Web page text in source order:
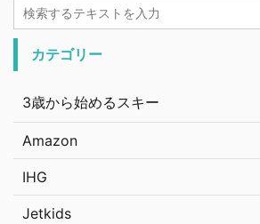
カテゴリー
3歳から始めるスキー
Amazon
IHG
Jetkids